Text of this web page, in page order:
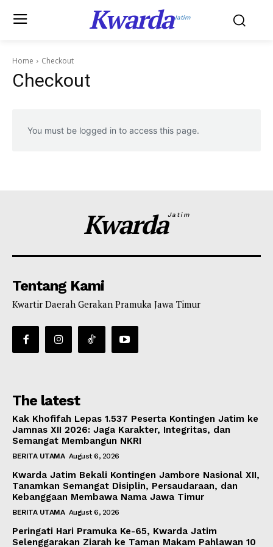
KwardaJatim
Home Checkout
Checkout
You must be logged in to access this page.
KwardaJatim
Tentang Kami
Kwartir Daerah Gerakan Pramuka Jawa Timur
The latest
Kak Khofifah Lepas 1.537 Peserta Kontingen Jatim ke
Jamnas XII 2026: Jaga Karakter, Integritas, dan
Semangat Membangun NKRI
BERITA UTAMA August 6, 2026
Kwarda Jatim Bekali Kontingen Jambore Nasional XII,
Tanamkan Semangat Disiplin, Persaudaraan, dan
Kebanggaan Membawa Nama Jawa Timur
BERITA UTAMA August 6, 2026
Peringati Hari Pramuka Ke-65, Kwarda Jatim
Selenggarakan Ziarah ke Taman Makam Pahlawan 10